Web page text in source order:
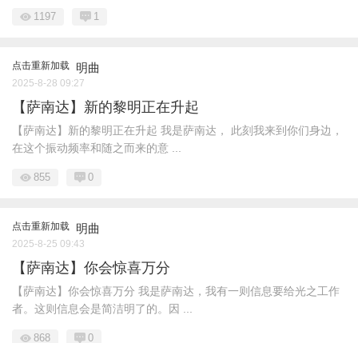
1197 1
点击重新加载 明曲
2025-8-28 09:27
【萨南达】新的黎明正在升起
【萨南达】新的黎明正在升起 我是萨南达， 此刻我来到你们身边，
在这个振动频率和随之而来的意 ...
855 0
点击重新加载 明曲
2025-8-25 09:43
【萨南达】你会惊喜万分
【萨南达】你会惊喜万分 我是萨南达，我有一则信息要给光之工作
者。这则信息会是简洁明了的。因 ...
868 0